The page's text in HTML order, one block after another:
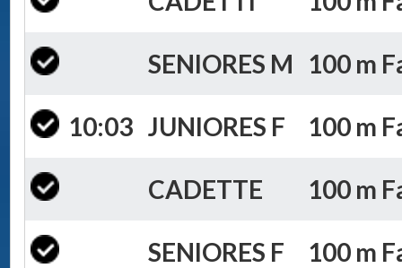
SENIORES M 100 m
10:03 JUNIORES F 100 m
CADETTE 100 m
SENIORES F 100 m